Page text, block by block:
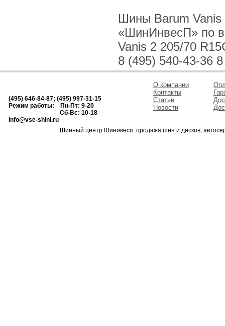
Шины Barum Vanis
«ШинИнвесП» по
Vanis 2 205/70
8 (495) 540-43-36
(495) 646-84-87; (495) 997-31-15
Режим работы: Пн-Пт: 9-20
Сб-Вс: 10-18
info@vse-shini.ru
О компании
Контакты
Статьи
Новости
Шинный центр Шинивесп: продажа шин и дисков,